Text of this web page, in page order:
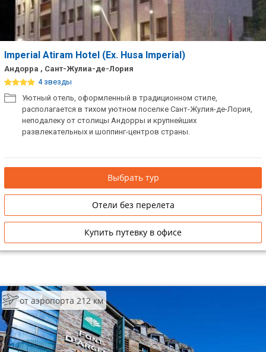
Imperial Atiram Hotel (Ex. Husa Imperial)
Андорра , Сант-Жулиа-де-Лория
4 звезды
Уютный отель, оформленный в традиционном стиле,
располагается в тихом уютном поселке Сант-Жулия-де-Лория,
неподалеку от столицы Андорры и крупнейших
развлекательных и шоппинг-центров страны.
Выбрать тур
Отели без перелета
Купить путевку в офисе
от аэропорта 212 км